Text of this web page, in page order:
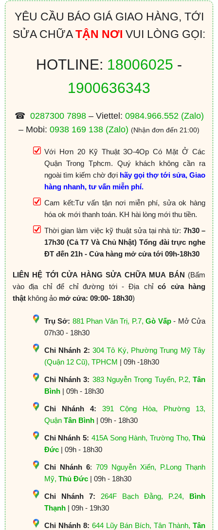
YÊU CẦU BÁO GIÁ GIAO HÀNG, TỚI
SỬA CHỮATẬN NƠI VUI LÒNG GỌI:
HOTLINE: 18006025 -
1900636343
☎ 0287300 7898– Viettel: 0984.966.552 (Zalo)
– Mobi: 0938 169 138 (Zalo) (Nhận đơn đến 21:00)
Với Hơn 20 Kỹ Thuật 3O-4Op Có Mặt Ở Các
Quận Trong Tphcm. Quý khách không cần ra
ngoài tìm kiếm chờ đợi hãy gọi thợ tới sửa, Giao
hàng nhanh, tư vấn miễn phí.
Cam kết:Tư vấn tận nơi miễn phí, sửa ok hàng
hóa ok mới thanh toán. KH hài lòng mới thu tiền.
Thời gian làm việc kỹ thuật sửa tại nhà từ: 7h30 –
17h30 (Cả T7 Và Chủ Nhật) Tổng đài trực nghe
ĐT đến 21h - Cửa hàng mở cửa tới 09h-18h30
LIÊN HỆ TỚI CỬA HÀNG SỬA CHỮA MUA BÁN (Bấm
vào địa chỉ để chỉ đường tới - Địa chỉcó cửa hàng
thậtkhông ảo mở cửa: 09:00- 18h30)
Trụ Sở: 881 Phan Văn Trị, P.7,Gò Vấp- Mở Cửa
07h30 - 18h30
Chi Nhánh 2: 304 Tô Ký, Phường Trung Mỹ Tây
(Quận 12 Cũ), TPHCM | 09h -18h30
Chi Nhánh 3: 383 Nguyễn Trọng Tuyển, P.2,Tân
Bình| 09h - 18h30
Chi Nhánh 4:
391 Cộng Hòa, Phường 13,
Quận Tân Bình| 09h - 18h30
Chi Nhánh 5: 415A Song Hành, Trường Thọ,Thủ
Đức| 09h - 18h30
Chi Nhánh 6: 709 Nguyễn Xiển, P.Long Thạnh
Mỹ, Thủ Đức| 09h - 18h30
Chi Nhánh 7: 264F Bạch Đằng, P.24, Bình
Thạnh| 09h - 19h30
Chi Nhánh 8: 644 Lũy Bán Bích, Tân Thành,Tân